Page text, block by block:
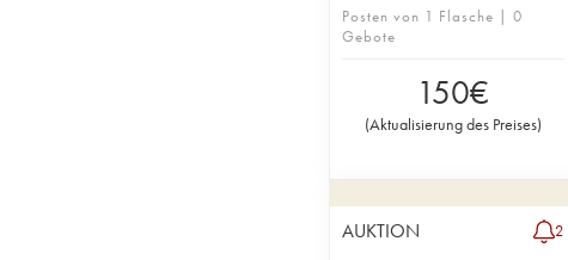
Posten von 1 Flasche | 0
Gebote
150€
(Aktualisierung des Preises)
AUKTION 2